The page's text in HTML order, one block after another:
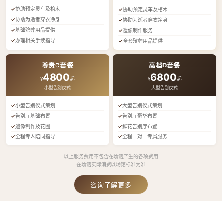
协助预定灵车及棺木
协助为逝者穿衣净身
基础殡葬用品提供
办理相关手续指导
协助预定灵车及棺木
协助为逝者穿衣净身
遗像制作服务
全套殡葬用品提供
尊贵C套餐
¥4800起
小型告别仪式
小型告别仪式策划
告别厅基础布置
遗像制作及花圈
全程专人陪同指导
高档D套餐
¥6800起
大型告别仪式
大型告别仪式策划
告别厅豪华布置
鲜花告别厅布置
全程一对一专属服务
以上服务费用不包含在场馆产生的各项费用
在场馆实际消费以场馆标准为准
咨询了解更多